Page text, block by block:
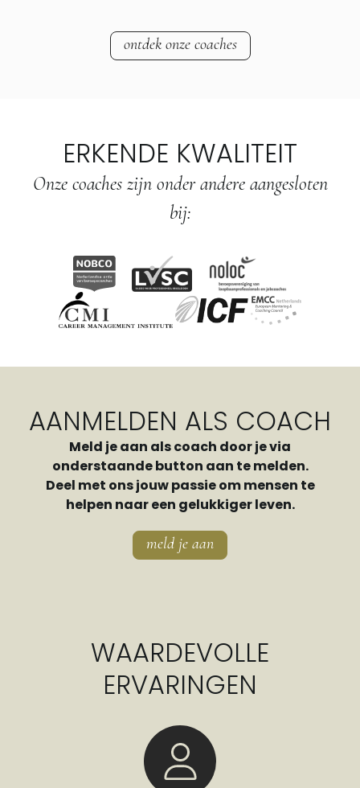
ontdek onze coaches
ERKENDE KWALITEIT
Onze coaches zijn onder andere aangesloten
bij:
AANMELDEN ALS COACH
Meld je aan als coach door je via
onderstaande button aan te melden.
Deel met ons jouw passie om mensen te
helpen naar een gelukkiger leven.
meld je aan
WAARDEVOLLE
ERVARINGEN